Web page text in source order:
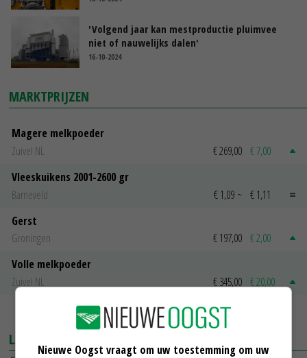
'Volgend jaar kan mestproductie pluimvee
niet of nauwelijks dalen'
16-10-2024
MARKTPRIJZEN
Magere melkpoeder
Zuivel NL
€ 269,00 € 7,00
Vleeskuikens 2001-2600 gr
Barneveld
€ 1,09 ~ € 1,11
Gerst
Groningen
€ 197,00 € 2,00
Volle melkpoeder
Zuivel NL
€ 345,00 € 20,00
MEER MARKTPRIJZEN
LAATSTE NIEUWS
Nieuwe Oogst vraagt om uw toestemming om uw